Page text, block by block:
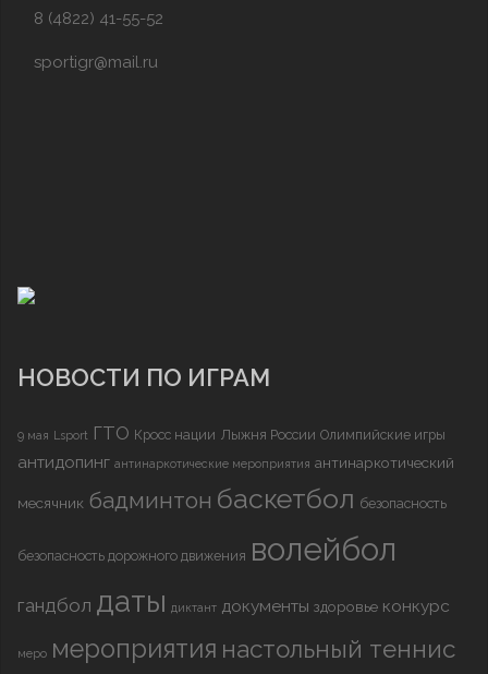
8 (4822) 41-55-52
sportigr@mail.ru
НОВОСТИ ПО ИГРАМ
9 мая Lsport ГТО Кросс нации Лыжня России Олимпийские игры
антидопинг антинаркотические мероприятия антинаркотический
месячник бадминтон баскетбол безопасность
безопасность дорожного движения волейбол
гандбол даты диктант документы здоровье конкурс
меро мероприятия настольный теннис